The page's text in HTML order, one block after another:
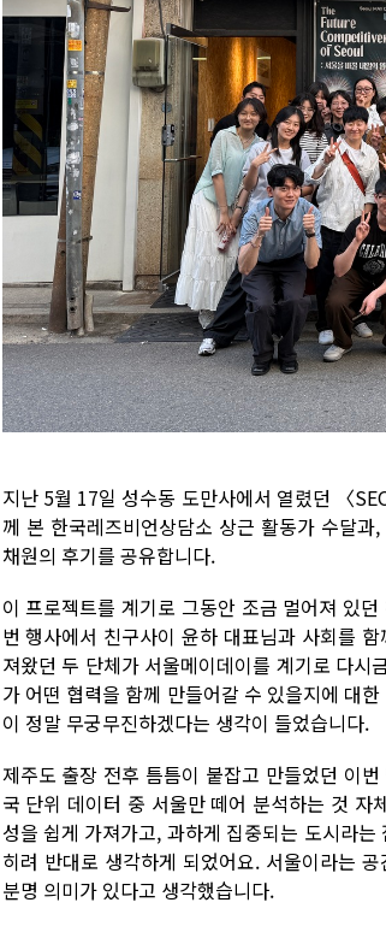
지난 5월 17일 성수동 도만사에서 열렸던 〈
께 본 한국레즈비언상담소 상근 활동가 수달
채원의 후기를 공유합니다.
이 프로젝트를 계기로 그동안 조금 멀어져 있
번 행사에서 친구사이 윤하 대표님과 사회를
져왔던 두 단체가 서울메이데이를 계기로 다
가 어떤 협력을 함께 만들어갈 수 있을지에 대
이 정말 무궁무진하겠다는 생각이 들었습니다.
제주도 출장 전후 틈틈이 붙잡고 만들었던 이
국 단위 데이터 중 서울만 떼어 분석하는 것 자
성을 쉽게 가져가고, 과하게 집중되는 도시라
히려 반대로 생각하게 되었어요. 서울이라는
분명 의미가 있다고 생각했습니다.